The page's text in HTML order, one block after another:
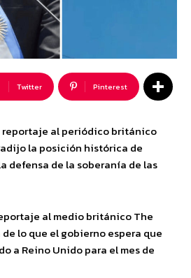
Twitter Pinterest
reportaje al periódico británico
la posición histórica de
defensa de la soberanía de las
al medio británico The
lo que el gobierno espera que
a Reino Unido para el mes de